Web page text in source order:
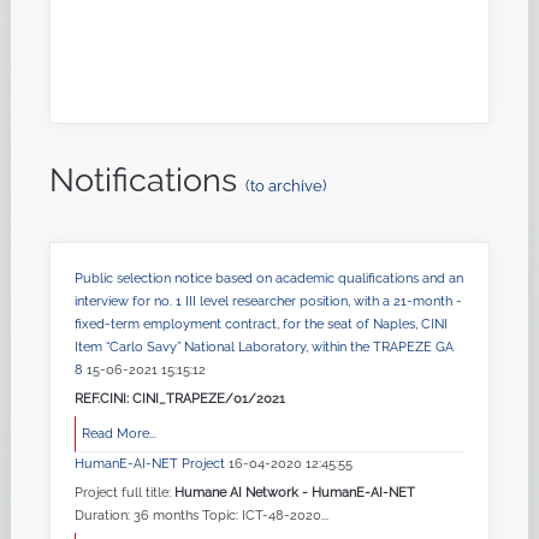
Notifications (to archive)
Public selection notice based on academic qualifications and an
interview for no. 1 III level researcher position, with a 21-month -
fixed-term employment contract, for the seat of Naples, CINI
Item “Carlo Savy” National Laboratory, within the TRAPEZE GA
8 15-06-2021 15:15:12
REF.CINI: CINI_TRAPEZE/01/2021
Read More...
HumanE-AI-NET Project 16-04-2020 12:45:55
Project full title: Humane AI Network - HumanE-AI-NET
Duration: 36 months Topic: ICT-48-2020...